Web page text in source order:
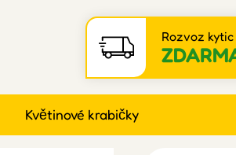
Rozvoz kytic
Květinové krabičky